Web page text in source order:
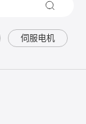
伺服电机